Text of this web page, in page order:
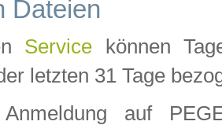
Dateien
Service können
letzten 31 Tage
auf